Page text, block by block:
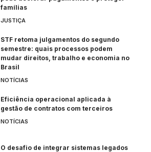
famílias
JUSTIÇA
STF retoma julgamentos do segundo
semestre: quais processos podem
mudar direitos, trabalho e economia no
Brasil
NOTÍCIAS
Eficiência operacional aplicada à
gestão de contratos com terceiros
NOTÍCIAS
O desafio de integrar sistemas legados